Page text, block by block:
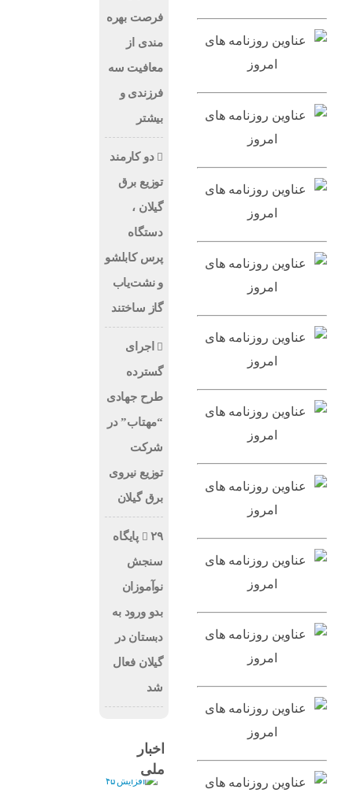
فرصت بهره
مندی از
معافیت سه
فرزندی و
بیشتر
دو کارمند
توزیع برق
گیلان ،
دستگاه
پرس کابلشو
و نشت‌یاب
گاز ساختند
اجرای
گسترده
طرح جهادی
“مهتاب” در
شرکت
توزیع نیروی
برق گیلان
۲۹ پایگاه
سنجش
نوآموزان
بدو ورود به
دبستان در
گیلان فعال
شد
اخبار
ملی